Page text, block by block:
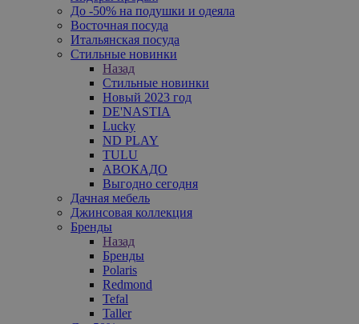
До -50% на подушки и одеяла
Восточная посуда
Итальянская посуда
Стильные новинки
Назад
Стильные новинки
Новый 2023 год
DE'NASTIA
Lucky
ND PLAY
TULU
АВОКАДО
Выгодно сегодня
Дачная мебель
Джинсовая коллекция
Бренды
Назад
Бренды
Polaris
Redmond
Tefal
Taller